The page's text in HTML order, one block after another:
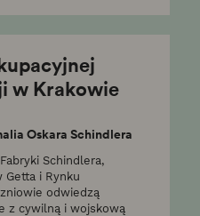
w Krakowie
Oskara Schindlera
Schindlera,
Getta i Rynku
odwiedzą
z cywilną i wojskową